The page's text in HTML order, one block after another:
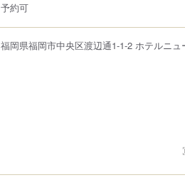
予約可
福岡県福岡市中央区渡辺通1-1-2 ホテルニュ